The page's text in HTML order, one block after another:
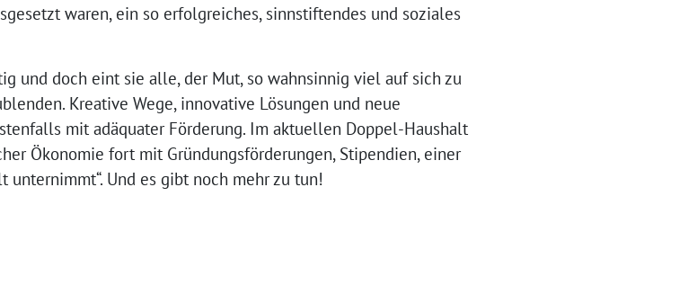
waren, ein so erfolgreiches, sinnstiftendes und soziales
und doch eint sie alle, der Mut, so wahnsinnig viel auf sich zu
Kreative Wege, innovative Lösungen und neue
mit adäquater Förderung. Im aktuell⁩en Doppel-Haushalt
Ökonomie fort mit Gründungsförderungen, Stipendien, einer
Und es gibt noch mehr zu tun!